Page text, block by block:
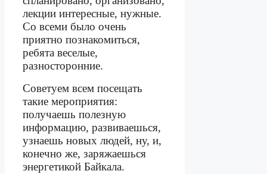
лекции интересные, нужные.
Со всеми было очень
приятно познакомиться,
ребята веселые,
разносторонние.
Советуем всем посещать
такие мероприятия:
получаешь полезную
информацию, развиваешься,
узнаешь новых людей, ну, и,
конечно же, заряжаешься
энергетикой Байкала.